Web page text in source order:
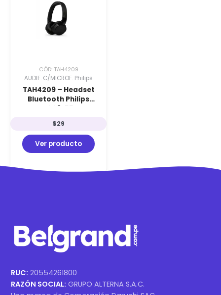
CÓD: TAH4209
AUDIF. C/MICROF. Philips
TAH4209 – Headset
Bluetooth Philips
TAH4209: 55h de
Dinámicos, Bluetooth 5.3 y
Carga Rápida Black
$29
Ver producto
RUC: 20554261800
RAZÓN SOCIAL: GRUPO ALTERNA S.A.C.